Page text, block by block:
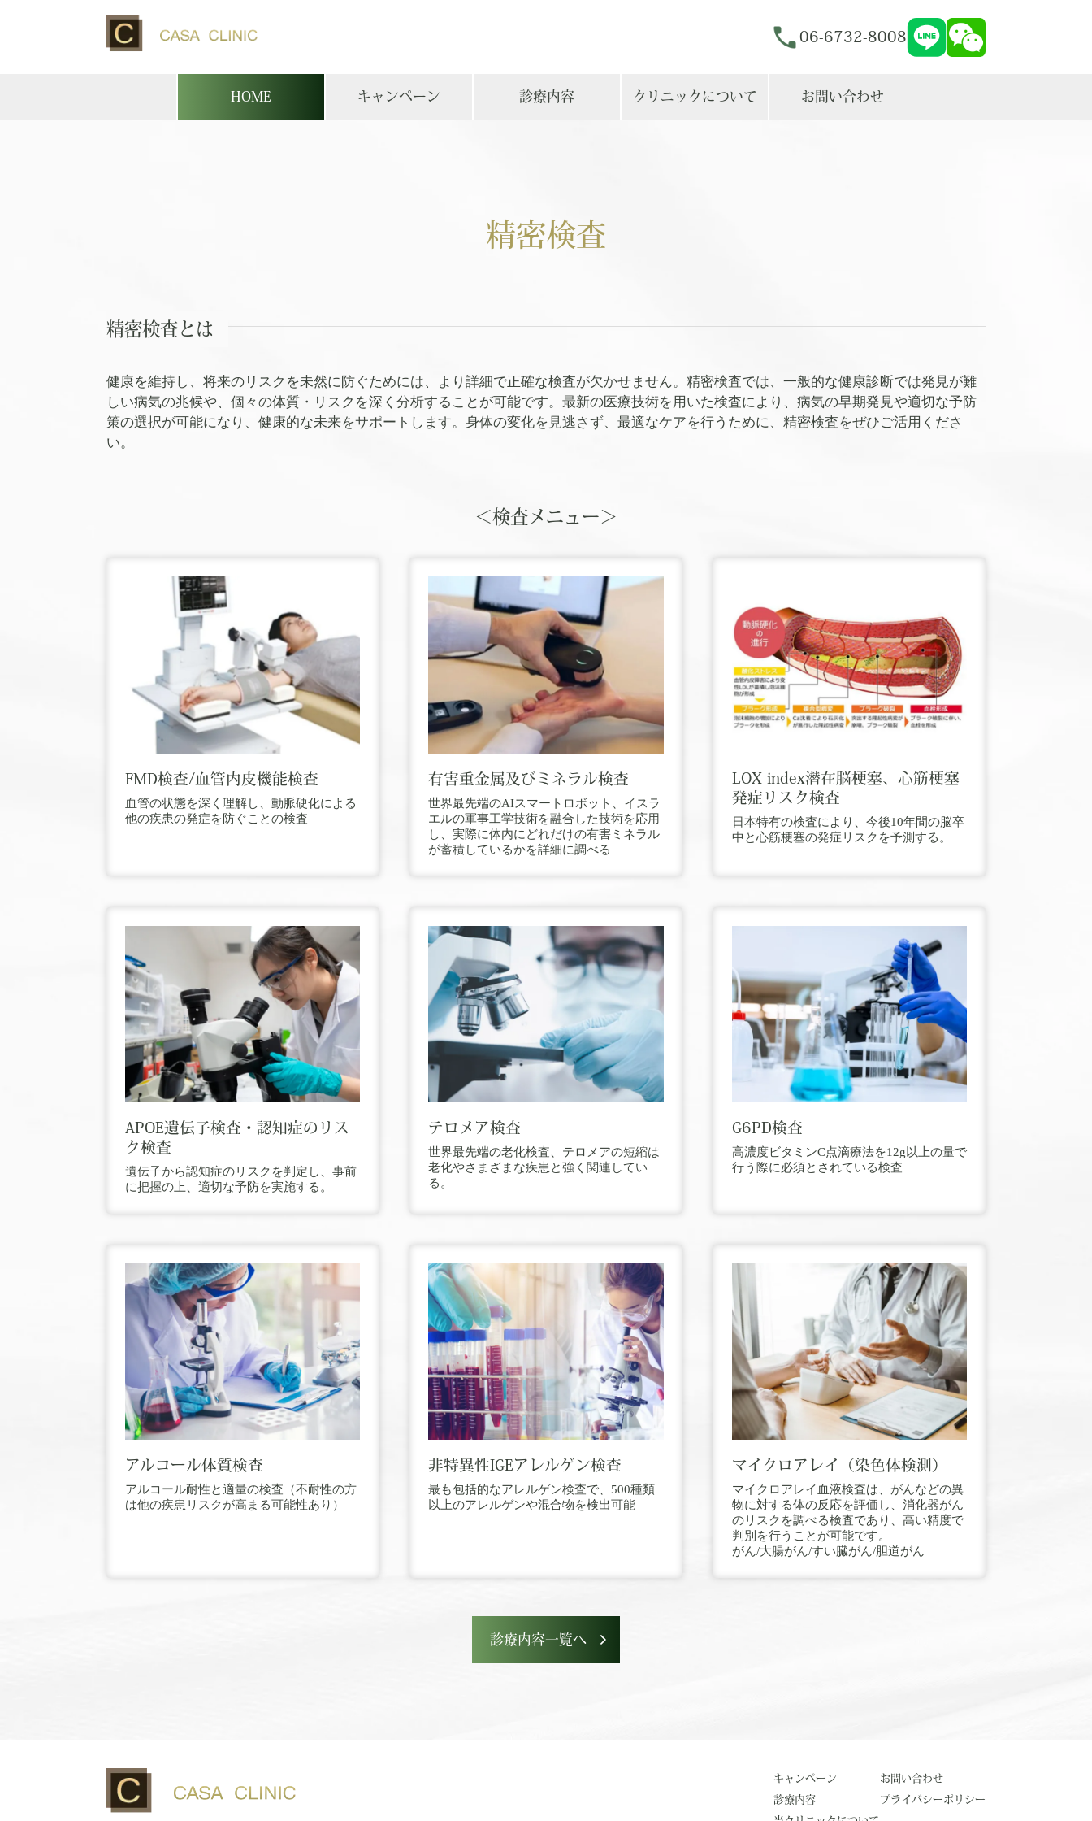
06-6732-8008
HOME キャンペーン 診療内容 クリニックについて お問い合わせ
精密検査
精密検査とは
健康を維持し、将来のリスクを未然に防ぐためには、より詳細で正確な検査が欠かせません。精密検査では、一般的な健康診断では発見が難
しい病気の兆候や、個々の体質・リスクを深く分析することが可能です。最新の医療技術を用いた検査により、病気の早期発見や適切な予防
策の選択が可能になり、健康的な未来をサポートします。身体の変化を見逃さず、最適なケアを行うために、精密検査をぜひご活用くださ
い。
＜検査メニュー＞
FMD検査/血管内皮機能検査
血管の状態を深く理解し、動脈硬化による
他の疾患の発症を防ぐことの検査
有害重金属及びミネラル検査
世界最先端のAIスマートロボット、イスラ
エルの軍事工学技術を融合した技術を応用
し、実際に体内にどれだけの有害ミネラル
が蓄積しているかを詳細に調べる
LOX-index潜在脳梗塞、心筋梗塞
発症リスク検査
日本特有の検査により、今後10年間の脳卒
中と心筋梗塞の発症リスクを予測する。
APOE遺伝子検査・認知症のリス
ク検査
遺伝子から認知症のリスクを判定し、事前
に把握の上、適切な予防を実施する。
テロメア検査
世界最先端の老化検査、テロメアの短縮は
老化やさまざまな疾患と強く関連してい
る。
G6PD検査
高濃度ビタミンC点滴療法を12g以上の量で
行う際に必須とされている検査
アルコール体質検査
アルコール耐性と適量の検査（不耐性の方
は他の疾患リスクが高まる可能性あり）
非特異性IGEアレルゲン検査
最も包括的なアレルゲン検査で、500種類
以上のアレルゲンや混合物を検出可能
マイクロアレイ（染色体検測）
マイクロアレイ血液検査は、がんなどの異
物に対する体の反応を評価し、消化器がん
のリスクを調べる検査であり、高い精度で
判別を行うことが可能です。
がん/大腸がん/すい臓がん/胆道がん
診療内容一覧へ
キャンペーン
診療内容
お問い合わせ
プライバシーポリシー